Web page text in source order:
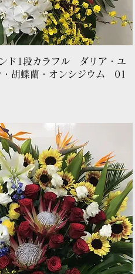
クイックビュー
ド1段カラフル ダリア・ユ
・胡蝶蘭・オンシジウム 01